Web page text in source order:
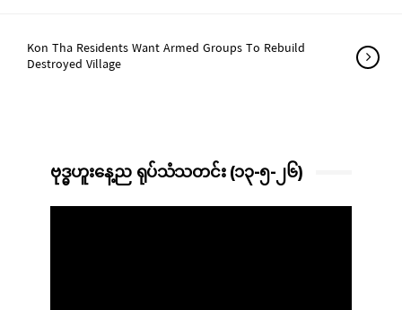
Kon Tha Residents Want Armed Groups To Rebuild
Destroyed Village
ဗုဒ္ဓဟူးနေ့ည ရုပ်သံသတင်း (၁၃-၅-၂၆)